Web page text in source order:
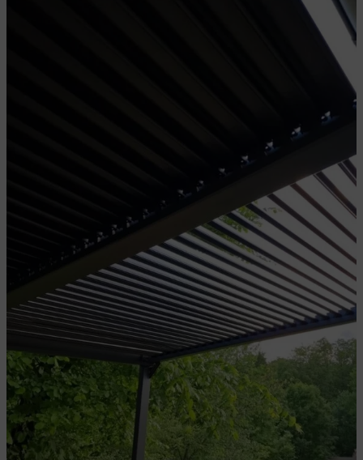
Meesenburg in Flenburg und der hydraulische Türschließer
Da rühmt sich der Lehrer in der Berufsschule
Wie man sich bettet, so liegt man
Was macht eigentlich unser Bistro?
Das ruhige Gewissen mit Zimmer 9
Die Beatles und unsere Wasserversorgung
Und wieder was für die kleinen Gäste
Die Sache mit dem Wasser
Unsere Terrasse ist endlich komplett
Die Tür zur Terrasse
Der Treppenabgang
Der Imbiss